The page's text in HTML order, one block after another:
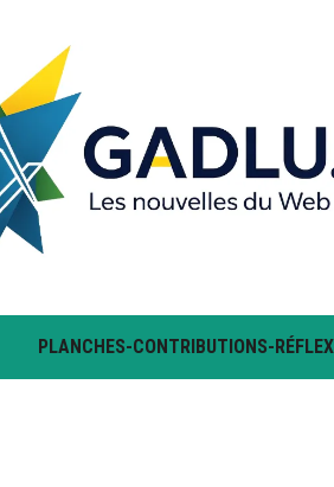
PLANCHES-CONTRIBUTIONS-